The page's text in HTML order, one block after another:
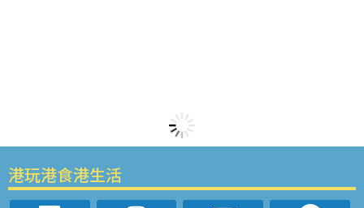
港玩港食港生活